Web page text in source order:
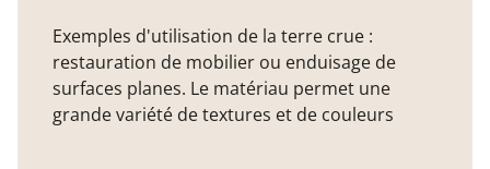
Exemples d'utilisation de la terre crue :
restauration de mobilier ou enduisage de
surfaces planes. Le matériau permet une
grande variété de textures et de couleurs